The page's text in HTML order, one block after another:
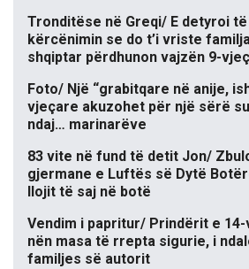
Tronditëse në Greqi/ E detyroi
kërcënimin se do t’i vriste
shqiptar përdhunon vajzën 9-
Foto/ Një “grabitqare në anije,
vjeçare akuzohet për një sërë
ndaj… marinarëve
83 vite në fund të detit Jon/
gjermane e Luftës së Dytë
llojit të saj në botë
Vendim i papritur/ Prindërit e
nën masa të rrepta sigurie, i
familjes së autorit